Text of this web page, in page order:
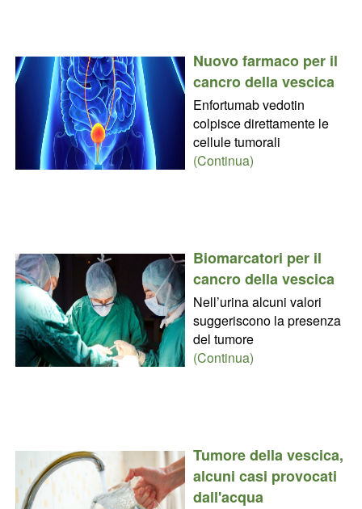
Nuovo farmaco per il
cancro della vescica
Enfortumab vedotin
colpisce direttamente le
cellule tumorali
(Continua)
Biomarcatori per il
cancro della vescica
Nell’urina alcuni valori
suggeriscono la presenza
del tumore
(Continua)
Tumore della vescica,
alcuni casi provocati
dall'acqua